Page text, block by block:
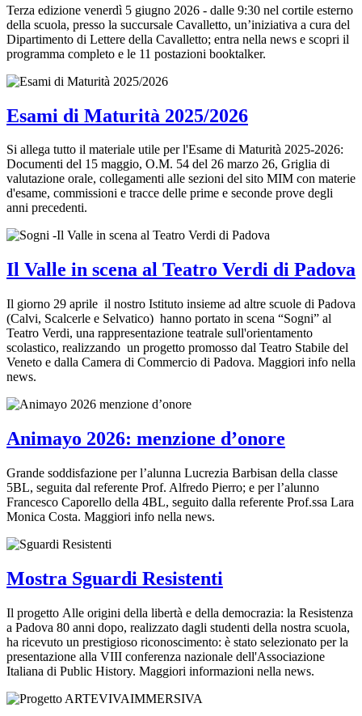
Terza edizione venerdì 5 giugno 2026 - dalle 9:30 nel cortile esterno
della scuola, presso la succursale Cavalletto, un’iniziativa a cura del
Dipartimento di Lettere della Cavalletto; entra nella news e scopri il
programma completo e le 11 postazioni booktalker.
Esami di Maturità 2025/2026
Si allega tutto il materiale utile per l'Esame di Maturità 2025-2026:
Documenti del 15 maggio, O.M. 54 del 26 marzo 26, Griglia di
valutazione orale, collegamenti alle sezioni del sito MIM con materie
d'esame, commissioni e tracce delle prime e seconde prove degli
anni precedenti.
Il Valle in scena al Teatro Verdi di Padova
Il giorno 29 aprile il nostro Istituto insieme ad altre scuole di Padova
(Calvi, Scalcerle e Selvatico) hanno portato in scena “Sogni” al
Teatro Verdi, una rappresentazione teatrale sull'orientamento
scolastico, realizzando un progetto promosso dal Teatro Stabile del
Veneto e dalla Camera di Commercio di Padova. Maggiori info nella
news.
Animayo 2026: menzione d’onore
Grande soddisfazione per l’alunna Lucrezia Barbisan della classe
5BL, seguita dal referente Prof. Alfredo Pierro; e per l’alunno
Francesco Caporello della 4BL, seguito dalla referente Prof.ssa Lara
Monica Costa. Maggiori info nella news.
Mostra Sguardi Resistenti
Il progetto Alle origini della libertà e della democrazia: la Resistenza
a Padova 80 anni dopo, realizzato dagli studenti della nostra scuola,
ha ricevuto un prestigioso riconoscimento: è stato selezionato per la
presentazione alla VIII conferenza nazionale dell'Associazione
Italiana di Public History. Maggiori informazioni nella news.